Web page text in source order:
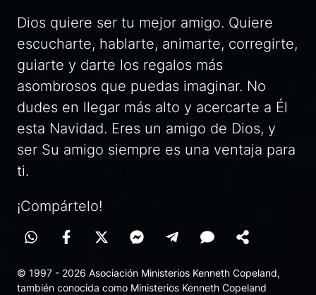
Dios quiere ser tu mejor amigo. Quiere
escucharte, hablarte, animarte, corregirte,
guiarte y darte los regalos más
asombrosos que puedas imaginar. No
dudes en llegar más alto y acercarte a Él
esta Navidad. Eres un amigo de Dios, y
ser Su amigo siempre es una ventaja para
ti.
¡Compártelo!
© 1997 - 2026 Asociación Ministerios Kenneth Copeland,
también conocida como Ministerios Kenneth Copeland